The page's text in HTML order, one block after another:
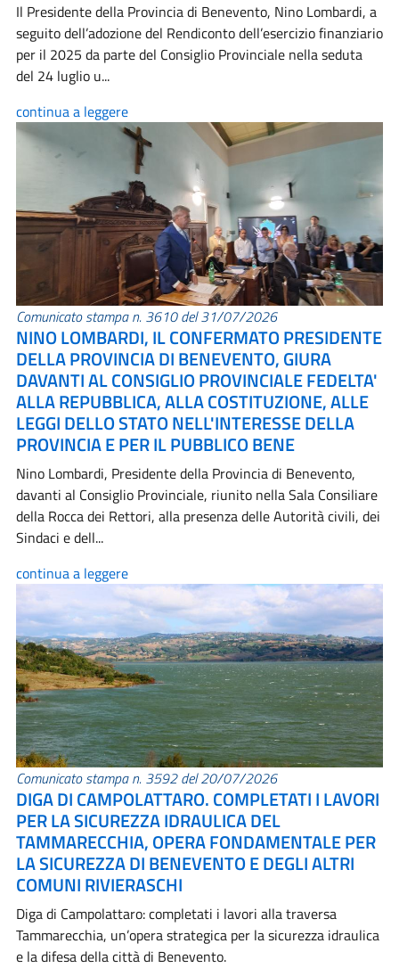
Il Presidente della Provincia di Benevento, Nino Lombardi, a
seguito dell’adozione del Rendiconto dell’esercizio finanziario
per il 2025 da parte del Consiglio Provinciale nella seduta
del 24 luglio u...
continua a leggere
Comunicato stampa n. 3610 del 31/07/2026
NINO LOMBARDI, IL CONFERMATO PRESIDENTE
DELLA PROVINCIA DI BENEVENTO, GIURA
DAVANTI AL CONSIGLIO PROVINCIALE FEDELTA'
ALLA REPUBBLICA, ALLA COSTITUZIONE, ALLE
LEGGI DELLO STATO NELL'INTERESSE DELLA
PROVINCIA E PER IL PUBBLICO BENE
Nino Lombardi, Presidente della Provincia di Benevento,
davanti al Consiglio Provinciale, riunito nella Sala Consiliare
della Rocca dei Rettori, alla presenza delle Autorità civili, dei
Sindaci e dell...
continua a leggere
Comunicato stampa n. 3592 del 20/07/2026
DIGA DI CAMPOLATTARO. COMPLETATI I LAVORI
PER LA SICUREZZA IDRAULICA DEL
TAMMARECCHIA, OPERA FONDAMENTALE PER
LA SICUREZZA DI BENEVENTO E DEGLI ALTRI
COMUNI RIVIERASCHI
Diga di Campolattaro: completati i lavori alla traversa
Tammarecchia, un’opera strategica per la sicurezza idraulica
e la difesa della città di Benevento.